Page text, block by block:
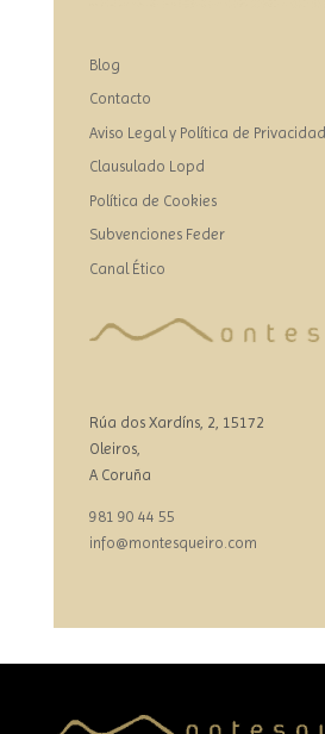
Blog
Contacto
Aviso Legal y Política de Privacidad
Clausulado Lopd
Política de Cookies
Subvenciones Feder
Canal Ético
Rúa dos Xardíns, 2, 15172
Oleiros,
A Coruña
981 90 44 55
info@montesqueiro.com